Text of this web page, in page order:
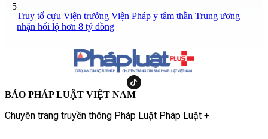
5
Truy tố cựu Viện trưởng Viện Pháp y tâm thần Trung ương
nhận hối lộ hơn 8 tỷ đồng
BÁO PHÁP LUẬT VIỆT NAM
Chuyên trang truyền thông Pháp Luật Pháp Luật +